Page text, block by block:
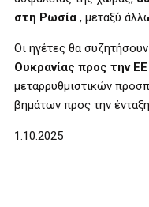
στη Ρωσία , μεταξύ
Οι ηγέτες θα
Ουκρανίας προς την ΕΕ
μεταρρυθμιστικών
βημάτων προς την
1.10.2025